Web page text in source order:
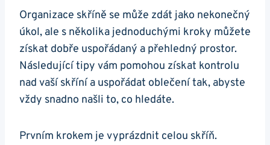
Organizace skříně se může zdát jako nekonečný
úkol, ale s několika jednoduchými kroky můžete
získat dobře uspořádaný a přehledný prostor.
Následující tipy vám pomohou získat kontrolu
nad vaší skříní a uspořádat oblečení tak, abyste
vždy snadno našli to, co hledáte.
Prvním krokem je vyprázdnit celou skříň.